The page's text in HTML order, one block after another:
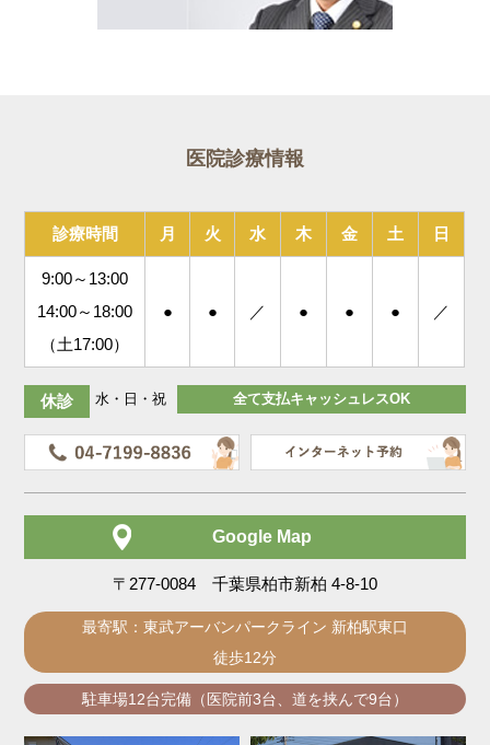
医院診療情報
診療時間 月 火 水 木 金 土 日
9:00～13:00
14:00～18:00
（土17:00）
● ● ／ ● ● ● ／
休診 水・日・祝 全て支払キャッシュレスOK
Google Map
〒277-0084 千葉県柏市新柏 4-8-10
最寄駅：東武アーバンパークライン 新柏駅東口
徒歩12分
駐車場12台完備（医院前3台、道を挟んで9台）